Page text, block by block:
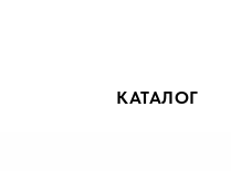
КАТАЛОГ